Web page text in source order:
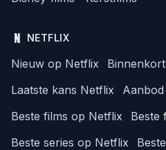
NETFLIX
Nieuw op Netflix
Laatste kans Netflix
Beste films op Netflix
Beste
Beste series op Netflix